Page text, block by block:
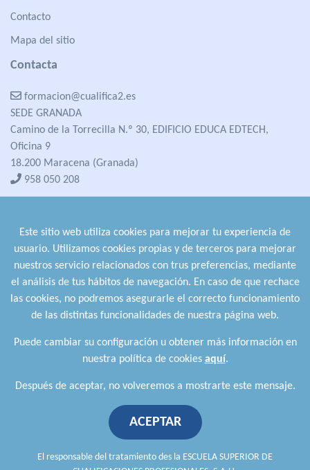
Contacto
Mapa del sitio
Contacta
formacion@cualifica2.es
SEDE GRANADA
Camino de la Torrecilla N.º 30, EDIFICIO EDUCA EDTECH,
Oficina 9
18.200 Maracena (Granada)
958 050 208
958 991 970
Política de privacidad.Política de cookies
Política de Calidad.Comunicación a proveedores
Este sitio web utiliza cookies para mejorar tu experiencia de
usuario. Utilizamos cookies propias y de terceros para mejorar
nuestros servicio relacionados con trus preferencias, mediante
el análisis de tus hábitos de navegación. En caso de que rechace
las cookies, no podremos asegurarle el correcto funcionamiento
de las distintas funcionalidades de nuestra página web.
Puede cambiar su configuración u obtener más información en
nuestra política de cookies aquí.
Después de aceptar, no volveremos a mostrarte este mensaje.
ACEPTAR
El responsable del tratamiento des la ESCUELA SUPERIOR DE